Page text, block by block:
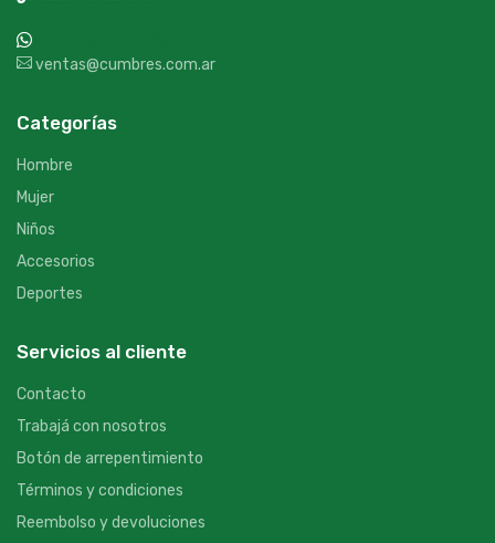
ventas@cumbres.com.ar
Categorías
Hombre
Mujer
Niños
Accesorios
Deportes
Servicios al cliente
Contacto
Trabajá con nosotros
Botón de arrepentimiento
Términos y condiciones
Reembolso y devoluciones